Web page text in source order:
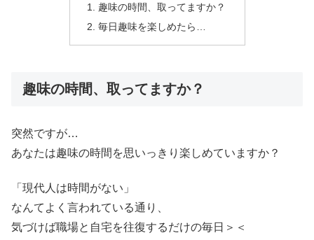
趣味の時間、取ってますか？
毎日趣味を楽しめたら…
趣味の時間、取ってますか？
突然ですが…
あなたは趣味の時間を思いっきり楽しめていますか？
「現代人は時間がない」
なんてよく言われている通り、
気づけば職場と自宅を往復するだけの毎日＞＜